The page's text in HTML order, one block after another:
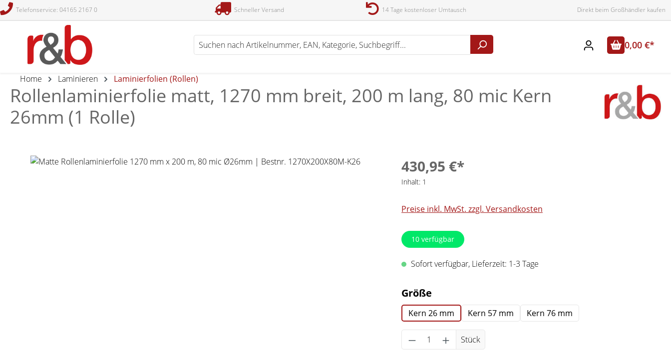
Zur Suche springen
Telefonservice: 04165 2167 0 Schneller Versand 14 Tage kostenloser Umtausch Direkt beim Großhändler kaufen
0,00 €*
Home Laminieren Laminierfolien (Rollen)
Rollenlaminierfolie matt, 1270 mm breit, 200 m lang, 80 mic Kern
26mm (1 Rolle)
Bildergalerie überspringen 430,95 €*
Inhalt: 1
Preise inkl. MwSt. zzgl. Versandkosten
10 verfügbar
Sofort verfügbar, Lieferzeit: 1-3 Tage
Größe
Kern 26 mm Kern 57 mm Kern 76 mm
Produkt Anzahl: Gib den gewünschten Wert ein
Stück